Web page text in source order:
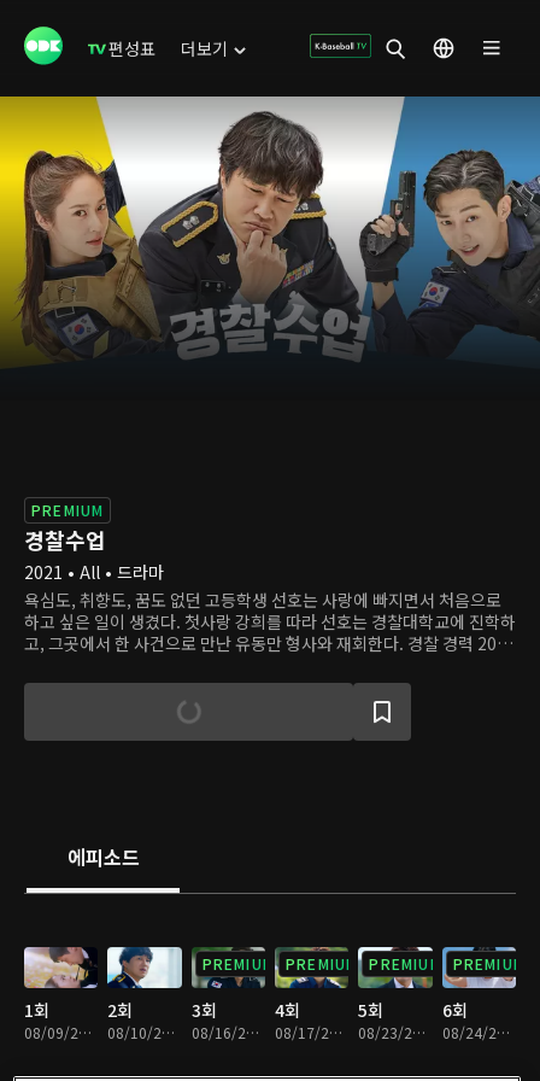
편성표 더보기
PREMIUM
경찰수업
2021 • All • 드라마
욕심도, 취향도, 꿈도 없던 고등학생 선호는 사랑에 빠지면서 처음으로
하고 싶은 일이 생겼다. 첫사랑 강희를 따라 선호는 경찰대학교에 진학하
고, 그곳에서 한 사건으로 만난 유동만 형사와 재회한다. 경찰 경력 20
장본인이다. 경찰대 교수와 학생으로 만난 두 사람. 동만은 어떻게든 선
호를 쫓아내려 하고, 선호는 끈질기게 버틴다. 하지만 동만이 현역 시절
사건을 수사하고 선호가 이를 도우면서 두 사람은 서로에게서 새로운 면
에피소드
1회
08/09/2021 • 1시간 2분
2회
08/10/2021 • 1시간 2분
PREMIUM
3회
08/16/2021 • 1시간 2분
PREMIUM
4회
08/17/2021 • 1시간 2분
PREMIUM
5회
08/23/2021 • 1시간 2분
PREMIUM
6회
08/24/2021 • 1시간 2분